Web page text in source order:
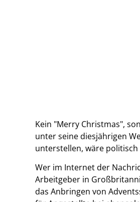
Kein "Merry Christmas",
unter seine diesjährigen
unterstellen, wäre
Wer im Internet der
Arbeitgeber in
das Anbringen von